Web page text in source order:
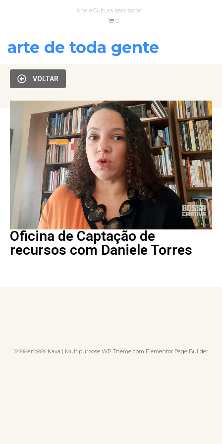
Arte e Cultura para todos
0
arte de toda gente
VOLTAR
Oficina de Captação de
recursos com Daniele Torres
© %%ano%% Kava | Multipurpose WP Theme com Elementor Page Builder